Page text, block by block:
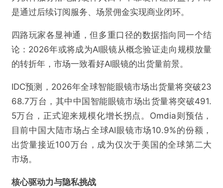
欺诈 色情 诱导行为
不实信息 违法犯罪 其他
提交
是通过后续订阅服务、场景佣金实现商业闭环。
四路玩家各显神通，但多重口径的数据指向同一个结
论：2026年或将成为AI眼镜从概念验证走向规模放量
的转折年，市场一致看好AI眼镜的出货量前景。
IDC预测，2026年全球智能眼镜市场出货量将突破23
68.7万台，其中中国智能眼镜市场出货量将突破491.
5万台，正式迎来规模化增长拐点。Omdia则预估，
目前中国大陆市场占全球AI眼镜市场10.9%的份额，
出货量接近100万台，成为仅次于美国的全球第二大
市场。
核心驱动力与隐私挑战